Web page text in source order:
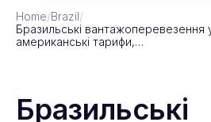
Home/Brazil/
Бразильські вантажоперевезення
американські тарифи,…
Бразильські